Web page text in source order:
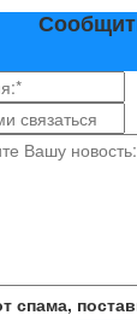
спама,